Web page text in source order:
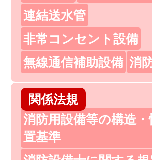
連結送水管
非常コンセント設備
無線通信補助設備 消
関係法規
消防用設備等の構造
置基準